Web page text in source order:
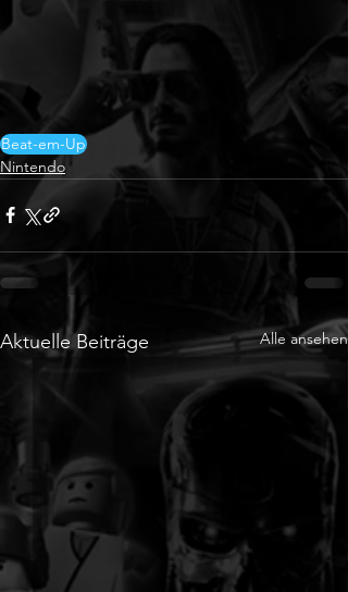
Beat-em-Up
Nintendo
Aktuelle Beiträge Alle ansehen